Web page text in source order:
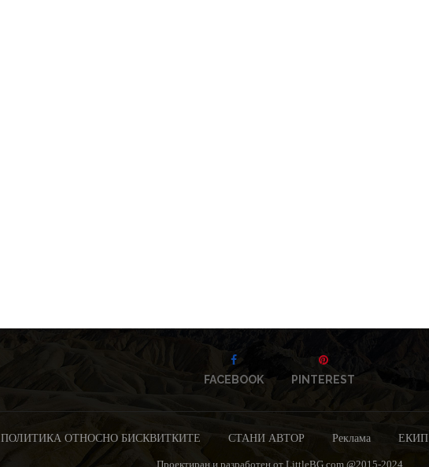
FACEBOOK PINTEREST
ПОЛИТИКА ОТНОСНО БИСКВИТКИТЕ СТАНИ АВТОР Реклама ЕКИП
Проектиран и разработен от LittleBG.com @2015-2024